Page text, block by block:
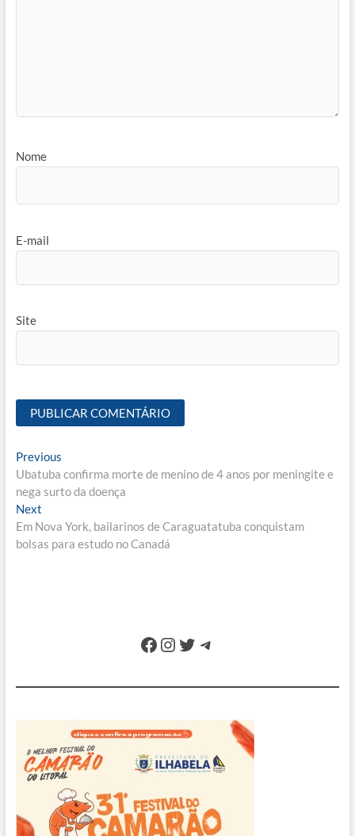
Nome
E-mail
Site
Navegação
de
Post
PreviousPrevious
post:
Ubatuba confirma morte de menino de 4 anos por meningite e
nega surto da doença
NextNext
post:
Em Nova York, bailarinos de Caraguatatuba conquistam
bolsas para estudo no Canadá
Facebook
Instagram
Twitter
Telegram